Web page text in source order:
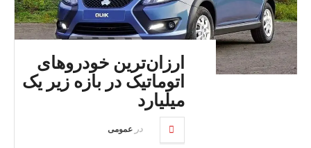
ارزان‌ترین خودروهای
اتوماتیک در بازه زیر یک
میلیارد
در عمومی